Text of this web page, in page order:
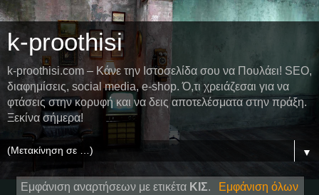
k-proothisi
k-proothisi.com – Κάνε την Ιστοσελίδα σου να Πουλάει! SEO,
διαφημίσεις, social media, e-shop. Ό,τι χρειάζεσαι για να
φτάσεις στην κορυφή και να δεις αποτελέσματα στην πράξη.
Ξεκίνα σήμερα!
▼
Εμφάνιση αναρτήσεων με ετικέτα ΚΙΣ.
Εμφάνιση όλων